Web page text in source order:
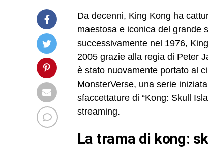
Da decenni, King Kong ha
maestosa e iconica del grande
successivamente nel 1976,
2005 grazie alla regia di Peter
è stato nuovamente portato al
MonsterVerse, una serie
sfaccettature di “Kong: Skull
streaming.
la trama di kong: